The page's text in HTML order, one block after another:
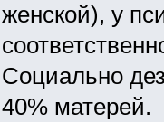
женской), у
Социально
40% матерей.